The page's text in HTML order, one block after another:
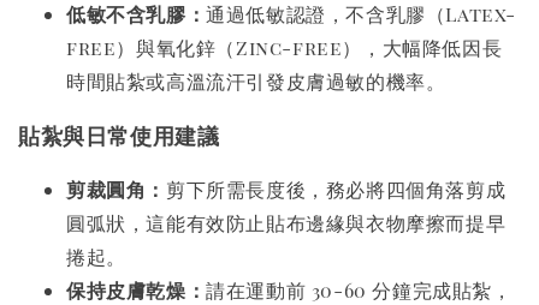
低敏不含乳膠：通過低敏認證，不含乳膠（Latex-
free）與氧化鋅（Zinc-free），大幅降低因長
時間貼紮或高溫流汗引發皮膚過敏的機率。
貼紮與日常使用建議
剪裁圓角： 剪下所需長度後，務必將四個角落剪成
圓弧狀，這能有效防止貼布邊緣與衣物摩擦而提早
捲起。
保持皮膚乾燥：請在運動前 30-60 分鐘完成貼紮，